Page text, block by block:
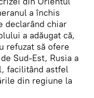
a închis
declarând chiar
a adăugat că,
refuzat să ofere
Sud-Est, Rusia a
facilitând astfel
din regiune la